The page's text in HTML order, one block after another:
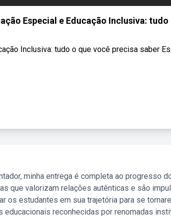
Especial e Educação Inclusiva:
Inclusiva: tudo o que você precisa saber
minha entrega é completa ao progresso
que valorizam relações autênticas e são
os estudantes em sua trajetória para se
educacionais reconhecidas por renomadas